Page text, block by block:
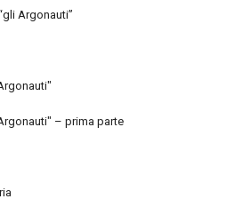
Argonauti”
– prima parte